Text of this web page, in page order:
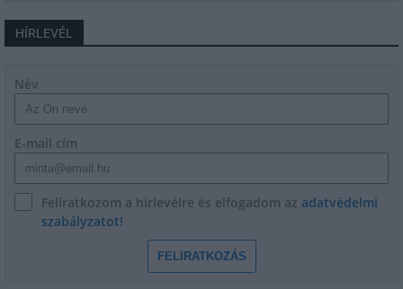
HÍRLEVÉL
Név
E-mail cím
Feliratkozom a hírlevélre és elfogadom az adatvédelmi
szabályzatot!
FELIRATKOZÁS